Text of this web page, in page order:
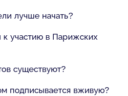
лучше начать?
к участию в Парижских
существуют?
подписывается вживую?